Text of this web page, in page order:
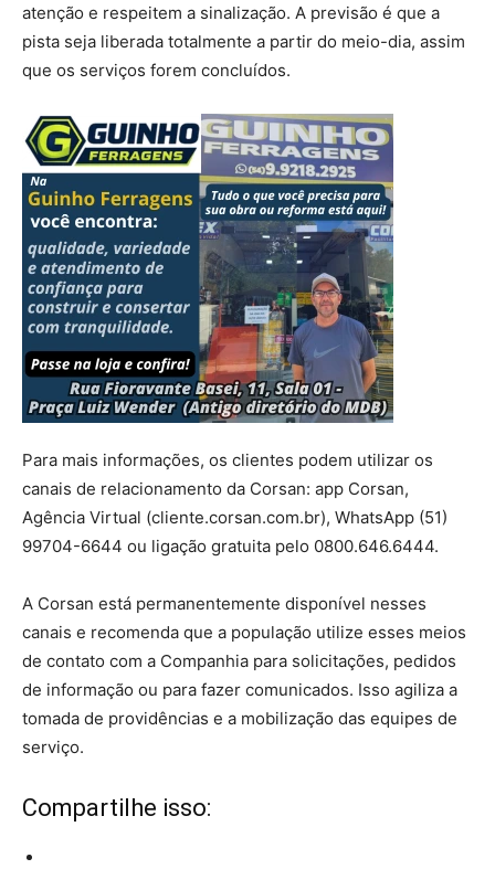
atenção e respeitem a sinalização. A previsão é que a
pista seja liberada totalmente a partir do meio-dia, assim
que os serviços forem concluídos.
Para mais informações, os clientes podem utilizar os
canais de relacionamento da Corsan: app Corsan,
Agência Virtual (cliente.corsan.com.br), WhatsApp (51)
99704-6644 ou ligação gratuita pelo 0800.646.6444.
A Corsan está permanentemente disponível nesses
canais e recomenda que a população utilize esses meios
de contato com a Companhia para solicitações, pedidos
de informação ou para fazer comunicados. Isso agiliza a
tomada de providências e a mobilização das equipes de
serviço.
Compartilhe isso: